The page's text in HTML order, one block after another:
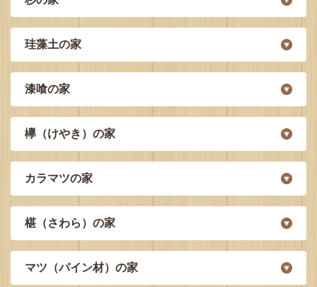
珪藻土の家
漆喰の家
欅（けやき）の家
カラマツの家
椹（さわら）の家
マツ（パイン材）の家